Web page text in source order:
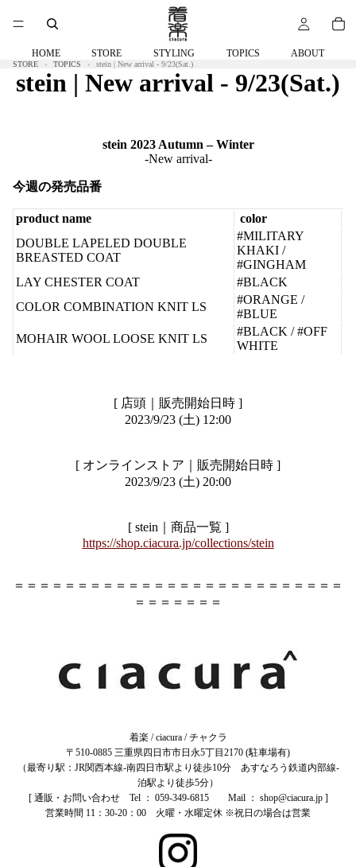
HOME STORE STYLING TOPICS ABOUT
STORE TOPICS stein | New arrival - 9/23(Sat.)
stein | New arrival - 9/23(Sat.)
stein 2023 Autumn – Winter
-New arrival-
今週の発売品番
product name
color
DOUBLE LAPELED DOUBLE
BREASTED COAT
#MILITARY
KHAKI /
#GINGHAM
LAY CHESTER COAT
#BLACK
COLOR COMBINATION KNIT LS
#ORANGE /
#BLUE
MOHAIR WOOL LOOSE KNIT LS
#BLACK / #OFF
WHITE
[ 店頭｜販売開始日時 ]
2023/9/23 (土) 12:00
[ オンラインストア｜販売開始日時 ]
2023/9/23 (土) 20:00
[ stein｜商品一覧 ]
https://shop.ciacura.jp/collections/stein
＝＝＝＝＝＝＝＝＝＝＝＝＝＝＝＝＝＝＝＝＝＝＝＝＝＝
＝＝＝＝＝＝＝
着楽 / ciacura / チャクラ
〒510-0885 三重県四日市市日永5丁目2170 (駐車場有)
（最寄り駅：JR関西本線-南四日市駅より徒歩10分 あすなろう鉄道内部線-
泊駅より徒歩5分）
[ 通販・お問い合わせ Tel ： 059-349-6815 Mail ： shop@ciacura.jp ]
営業時間 11：30-20：00 火曜・水曜定休 ※祝日の場合は営業